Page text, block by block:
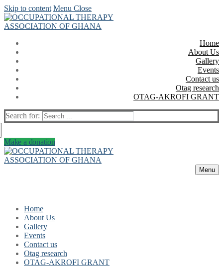
Skip to content Menu Close
Home
About Us
Gallery
Events
Contact us
Otag research
OTAG-AKROFI GRANT
Search for:
Make a donation
Menu
Home
About Us
Gallery
Events
Contact us
Otag research
OTAG-AKROFI GRANT